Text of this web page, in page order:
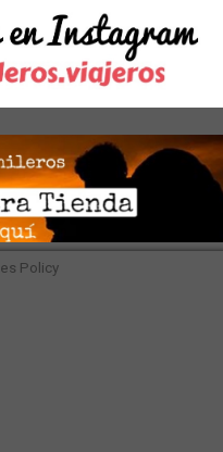
Policy